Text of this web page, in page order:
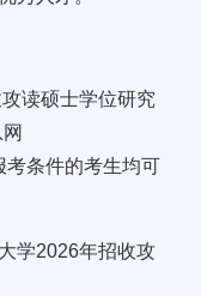
读硕士学位研究
考条件的考生均可
学2026年招收攻